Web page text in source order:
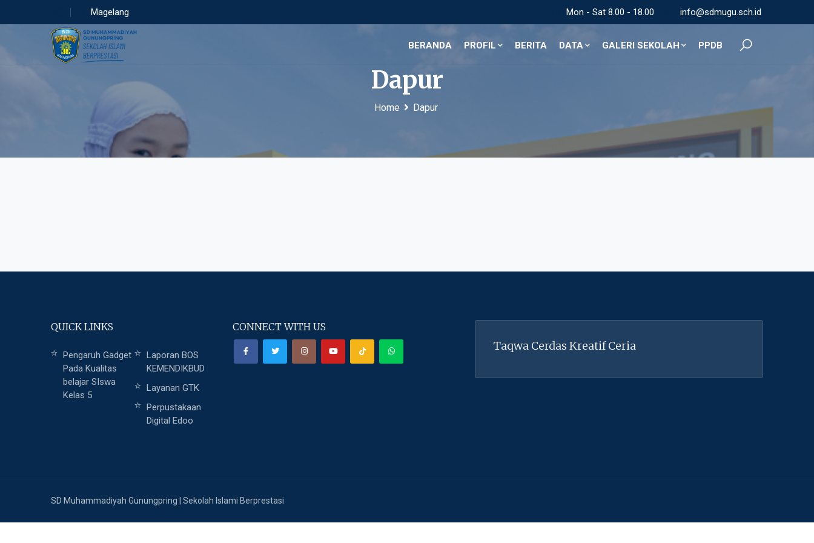
Magelang Mon - Sat 8.00 - 18.00 info@sdmugu.sch.id
BERANDA PROFIL BERITA DATA GALERI SEKOLAH PPDB
Dapur
Home Dapur
QUICK LINKS
Pengaruh Gadget
Pada Kualitas
belajar SIswa
Kelas 5
Laporan BOS
KEMENDIKBUD
Layanan GTK
Perpustakaan
Digital Edoo
CONNECT WITH US
Taqwa Cerdas Kreatif Ceria
SD Muhammadiyah Gunungpring | Sekolah Islami Berprestasi